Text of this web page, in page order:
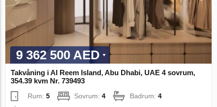
9 362 500 AED
Takvåning i Al Reem Island, Abu Dhabi, UAE 4 sovrum,
354.39 kvm Nr. 739493
Rum:5 Sovrum:4 Badrum:4